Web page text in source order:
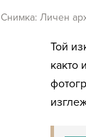
Снимка: Личен
Той
както